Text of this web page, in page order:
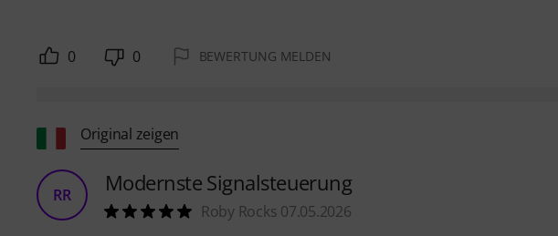
0 0 BEWERTUNG MELDEN
Original zeigen
RR Modernste Signalsteuerung
Roby Rocks 07.05.2026